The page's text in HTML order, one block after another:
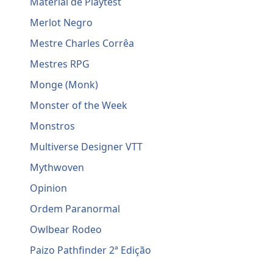
Merlot Negro
Mestre Charles Corrêa
Mestres RPG
Monge (Monk)
Monster of the Week
Monstros
Multiverse Designer VTT
Mythwoven
Opinion
Ordem Paranormal
Owlbear Rodeo
Paizo Pathfinder 2ª Edição